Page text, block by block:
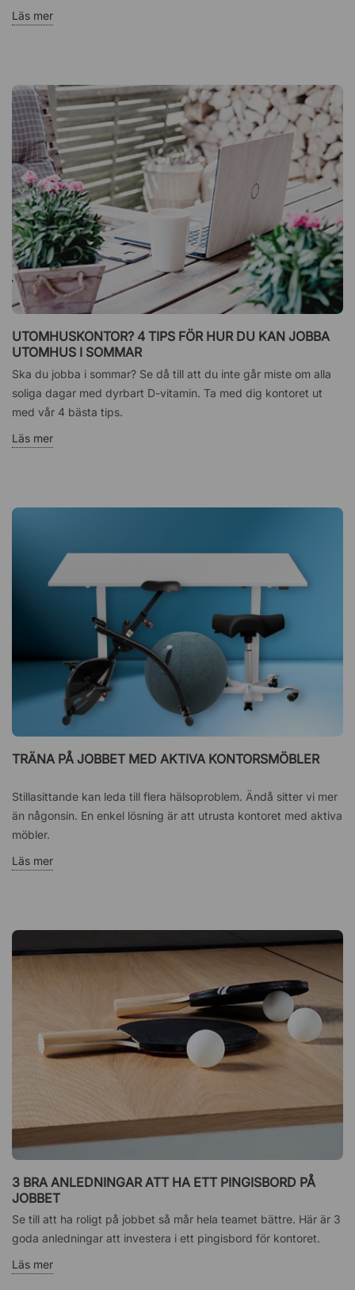
Läs mer
UTOMHUSKONTOR? 4 TIPS FÖR HUR DU KAN JOBBA
UTOMHUS I SOMMAR
Ska du jobba i sommar? Se då till att du inte går miste om alla
soliga dagar med dyrbart D-vitamin. Ta med dig kontoret ut
med vår 4 bästa tips.
Läs mer
TRÄNA PÅ JOBBET MED AKTIVA KONTORSMÖBLER
Stillasittande kan leda till flera hälsoproblem. Ändå sitter vi mer
än någonsin. En enkel lösning är att utrusta kontoret med aktiva
möbler.
Läs mer
3 BRA ANLEDNINGAR ATT HA ETT PINGISBORD PÅ
JOBBET
Se till att ha roligt på jobbet så mår hela teamet bättre. Här är 3
goda anledningar att investera i ett pingisbord för kontoret.
Läs mer